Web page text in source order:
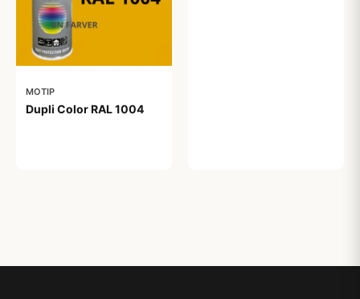
MOTIP
Dupli Color RAL 1004